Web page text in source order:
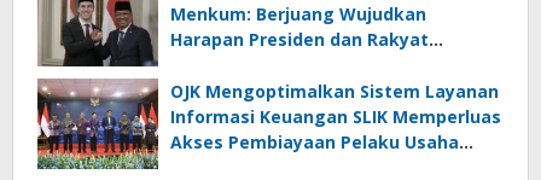
Menkum: Berjuang Wujudkan
Harapan Presiden dan Rakyat
OJK Mengoptimalkan Sistem Layanan
Informasi Keuangan SLIK Memperluas
Akses Pembiayaan Pelaku Usaha